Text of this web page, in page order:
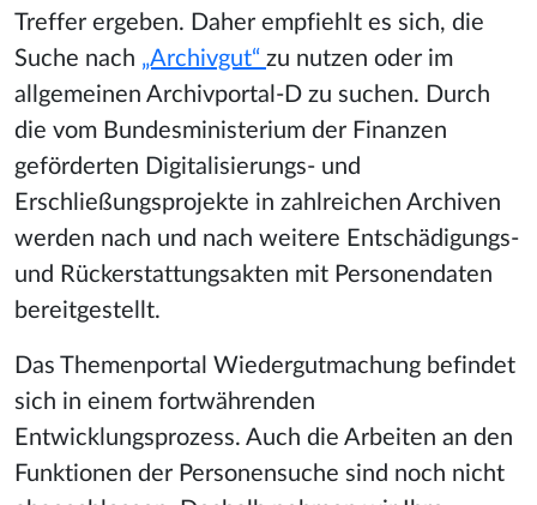
Treffer ergeben. Daher empfiehlt es sich, die
Suche nach „Archivgut“ zu nutzen oder im
allgemeinen Archivportal-D zu suchen. Durch
die vom Bundesministerium der Finanzen
geförderten Digitalisierungs- und
Erschließungsprojekte in zahlreichen Archiven
werden nach und nach weitere Entschädigungs-
und Rückerstattungsakten mit Personendaten
bereitgestellt.
Das Themenportal Wiedergutmachung befindet
sich in einem fortwährenden
Entwicklungsprozess. Auch die Arbeiten an den
Funktionen der Personensuche sind noch nicht